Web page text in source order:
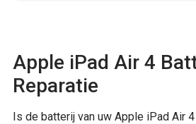
Apple iPad Air 4
Reparatie
Is de batterij van uw Apple iPad Air